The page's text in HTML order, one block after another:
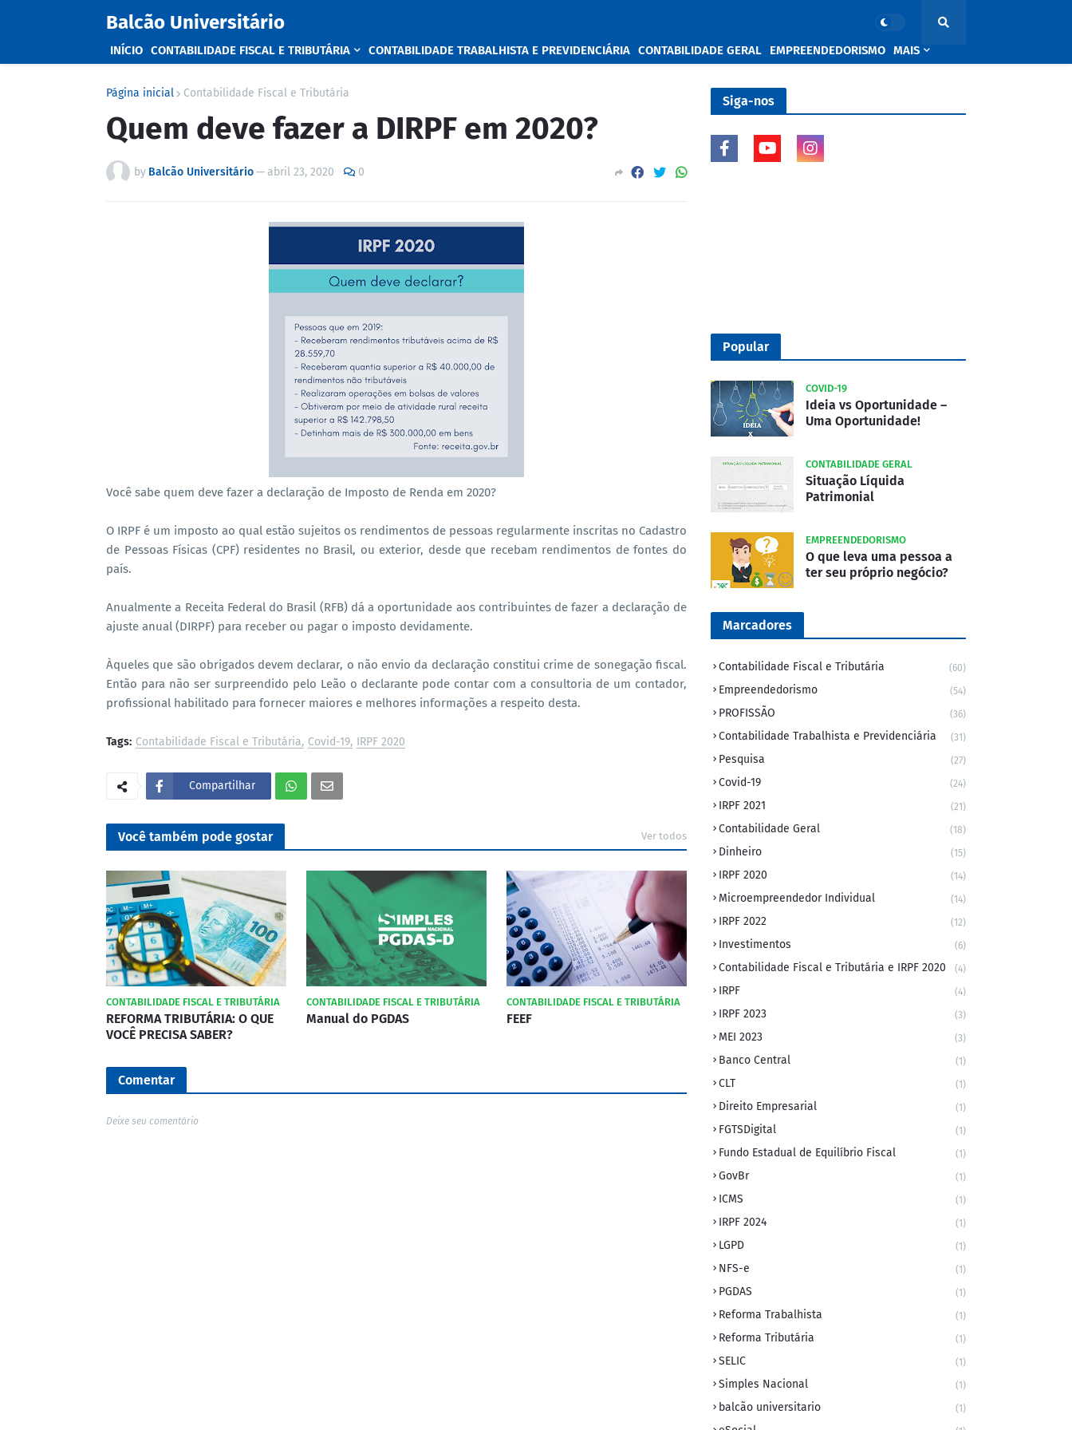
Balcão Universitário
INÍCIO CONTABILIDADE FISCAL E TRIBUTÁRIA CONTABILIDADE TRABALHISTA E PREVIDENCIÁRIA CONTABILIDADE GERAL EMPREENDEDORISMO MAIS
Página inicial Contabilidade Fiscal e Tributária
Quem deve fazer a DIRPF em 2020?
by Balcão Universitário—abril 23, 2020 0
Você sabe quem deve fazer a declaração de Imposto de Renda em 2020?
O IRPF é um imposto ao qual estão sujeitos os rendimentos de pessoas regularmente inscritas no Cadastro
de Pessoas Físicas (CPF) residentes no Brasil, ou exterior, desde que recebam rendimentos de fontes do
país.
Anualmente a Receita Federal do Brasil (RFB) dá a oportunidade aos contribuintes de fazer a declaração de
ajuste anual (DIRPF) para receber ou pagar o imposto devidamente.
Àqueles que são obrigados devem declarar, o não envio da declaração constitui crime de sonegação fiscal.
Então para não ser surpreendido pelo Leão o declarante pode contar com a consultoria de um contador,
profissional habilitado para fornecer maiores e melhores informações a respeito desta.
Tags: Contabilidade Fiscal e Tributária Covid-19 IRPF 2020
Compartilhar
Você também pode gostar Ver todos
CONTABILIDADE FISCAL E TRIBUTÁRIA
REFORMA TRIBUTÁRIA: O QUE
VOCÊ PRECISA SABER?
CONTABILIDADE FISCAL E TRIBUTÁRIA
Manual do PGDAS
CONTABILIDADE FISCAL E TRIBUTÁRIA
FEEF
Comentar
Deixe seu comentário
Siga-nos
Popular
COVID-19
Ideia vs Oportunidade –
Uma Oportunidade!
CONTABILIDADE GERAL
Situação Líquida
Patrimonial
EMPREENDEDORISMO
O que leva uma pessoa a
ter seu próprio negócio?
Marcadores
Contabilidade Fiscal e Tributária (60)
Empreendedorismo (54)
PROFISSÃO (36)
Contabilidade Trabalhista e Previdenciária (31)
Pesquisa (27)
Covid-19 (24)
IRPF 2021 (21)
Contabilidade Geral (18)
Dinheiro (15)
IRPF 2020 (14)
Microempreendedor Individual (14)
IRPF 2022 (12)
Investimentos (6)
Contabilidade Fiscal e Tributária e IRPF 2020 (4)
IRPF (4)
IRPF 2023 (3)
MEI 2023 (3)
Banco Central (1)
CLT (1)
Direito Empresarial (1)
FGTSDigital (1)
Fundo Estadual de Equilíbrio Fiscal (1)
GovBr (1)
ICMS (1)
IRPF 2024 (1)
LGPD (1)
NFS-e (1)
PGDAS (1)
Reforma Trabalhista (1)
Reforma Tributária (1)
SELIC (1)
Simples Nacional (1)
balcão universitario (1)